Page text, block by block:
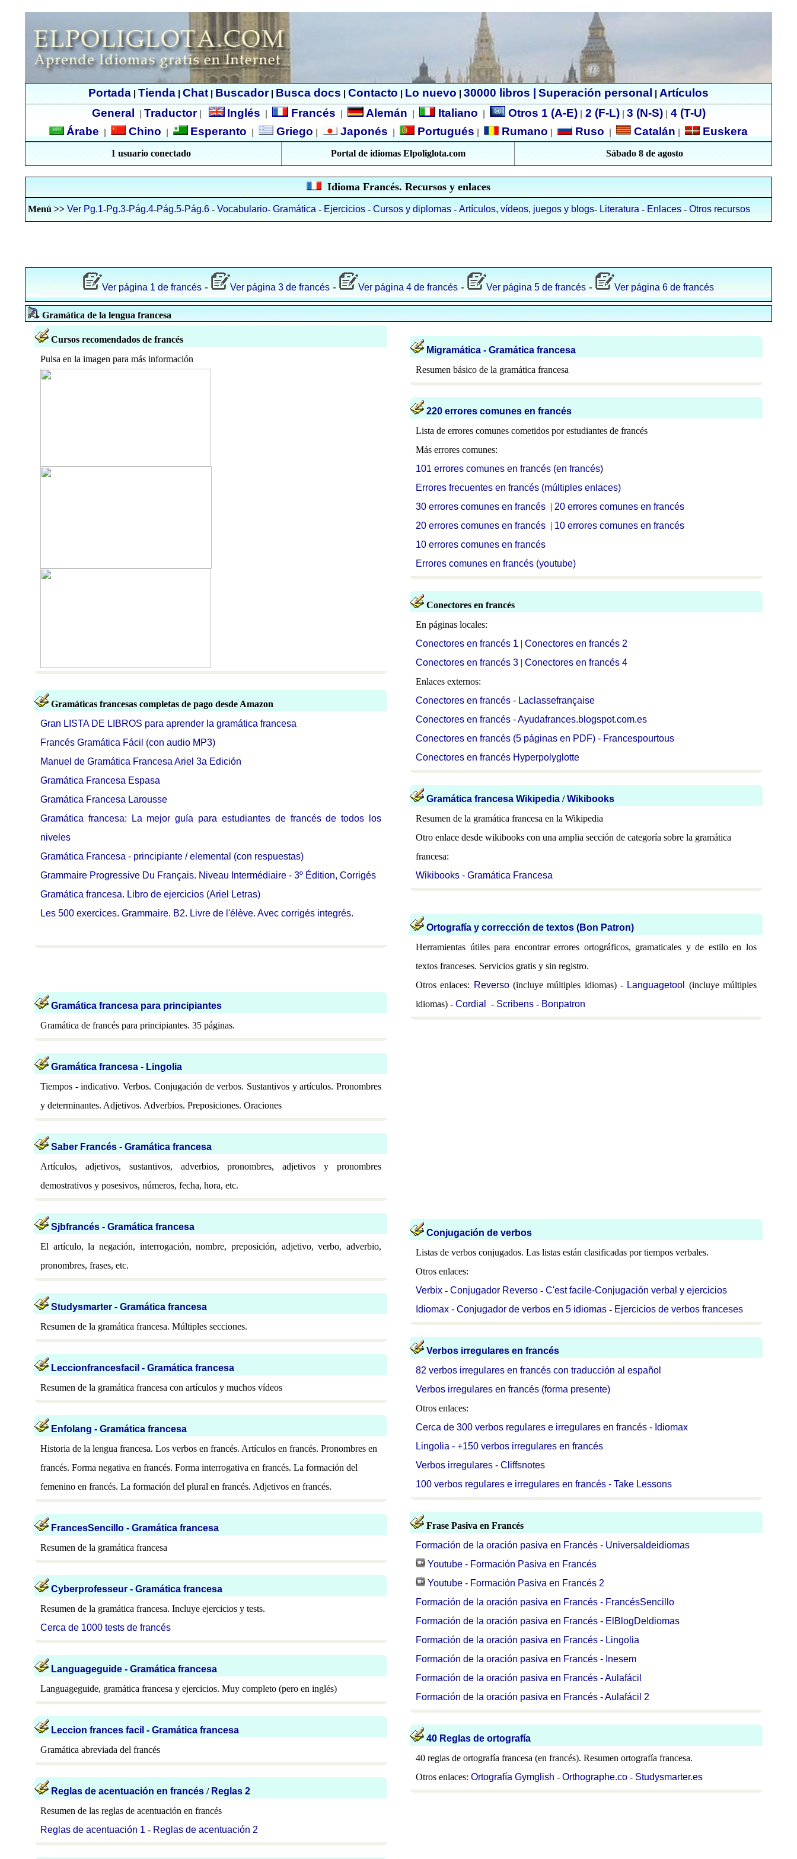
Portada Tienda Chat Buscador| Busca docs Contacto Lo nuevo 30000 libros Superación personal
Artículos
General
Traductor| Inglés Francés Alemán Italiano Otros 1 (A-E)| 2 (F-L)| 3 (N-S)|
4 (T-U)
Árabe
Chino Esperanto Griego Japonés Portugués Rumano Ruso Catalán Euskera
1 usuario conectado Portal de idiomas Elpoliglota.com Sábado 8 de agosto
Idioma Francés. Recursos y enlaces
Menú >> Ver Pg.1-Pg.3-Pág.4-Pág.5-Pág.6 - Vocabulario- Gramática - Ejercicios - Cursos y diplomas - Artículos, vídeos, juegos y blogs- Literatura - Enlaces - Otros recursos
Ver página 1 de francés - Ver página 3 de francés- Ver página 4 de francés- Ver página 5 de francés- Ver página 6 de francés
Gramática de la lengua francesa
Cursos recomendados de francés
Pulsa en la imagen para más información
Gramáticas francesas completas de pago desde Amazon
Gran LISTA DE LIBROS para aprender la gramática francesa
Francés Gramática Fácil (con audio MP3)
Manuel de Gramática Francesa Ariel 3a Edición
Gramática Francesa Espasa
Gramática Francesa Larousse
Gramática francesa: La mejor guía para estudiantes de francés de todos los
niveles
Gramática Francesa - principiante / elemental (con respuestas)
Grammaire Progressive Du Français. Niveau Intermédiaire - 3º Édition, Corrigés
Gramática francesa. Libro de ejercicios (Ariel Letras)
Les 500 exercices. Grammaire. B2. Livre de l'élève. Avec corrigés integrés.
Gramática francesa para principiantes
Gramática de francés para principiantes. 35 páginas.
Gramática francesa - Lingolia
Tiempos - indicativo. Verbos. Conjugación de verbos. Sustantivos y artículos. Pronombres
y determinantes. Adjetivos. Adverbios. Preposiciones. Oraciones
Saber Francés - Gramática francesa
Artículos, adjetivos, sustantivos, adverbios, pronombres, adjetivos y pronombres
demostrativos y posesivos, números, fecha, hora, etc.
Sjbfrancés - Gramática francesa
El artículo, la negación, interrogación, nombre, preposición, adjetivo, verbo, adverbio,
pronombres, frases, etc.
Studysmarter - Gramática francesa
Resumen de la gramática francesa. Múltiples secciones.
Leccionfrancesfacil - Gramática francesa
Resumen de la gramática francesa con artículos y muchos vídeos
Enfolang - Gramática francesa
Historia de la lengua francesa. Los verbos en francés. Artículos en francés. Pronombres en
francés. Forma negativa en francés. Forma interrogativa en francés. La formación del
femenino en francés. La formación del plural en francés. Adjetivos en francés.
FrancesSencillo - Gramática francesa
Resumen de la gramática francesa
Cyberprofesseur - Gramática francesa
Resumen de la gramática francesa. Incluye ejercicios y tests.
Cerca de 1000 tests de francés
Languageguide - Gramática francesa
Languageguide, gramática francesa y ejercicios. Muy completo (pero en inglés)
Leccion frances facil - Gramática francesa
Gramática abreviada del francés
Reglas de acentuación en francés / Reglas 2
Resumen de las reglas de acentuación en francés
Reglas de acentuación 1 - Reglas de acentuación 2
Migramática - Gramática francesa
Resumen básico de la gramática francesa
220 errores comunes en francés
Lista de errores comunes cometidos por estudiantes de francés
Más errores comunes:
101 errores comunes en francés (en francés)
Errores frecuentes en francés (múltiples enlaces)
30 errores comunes en francés | 20 errores comunes en francés
20 errores comunes en francés | 10 errores comunes en francés
10 errores comunes en francés
Errores comunes en francés (youtube)
Conectores en francés
En páginas locales:
Conectores en francés 1 | Conectores en francés 2
Conectores en francés 3 | Conectores en francés 4
Enlaces externos:
Conectores en francés - Laclassefrançaise
Conectores en francés - Ayudafrances.blogspot.com.es
Conectores en francés (5 páginas en PDF) - Francespourtous
Conectores en francés Hyperpolyglotte
Gramática francesa Wikipedia /Wikibooks
Resumen de la gramática francesa en la Wikipedia
Otro enlace desde wikibooks con una amplia sección de categoría sobre la gramática
francesa:
Wikibooks - Gramática Francesa
Ortografía y corrección de textos (Bon Patron)
Herramientas útiles para encontrar errores ortográficos, gramaticales y de estilo en los
textos franceses. Servicios gratis y sin registro.
Otros enlaces: Reverso(incluye múltiples idiomas) - Languagetool
(incluye múltiples
idiomas) - Cordial - Scribens - Bonpatron
Conjugación de verbos
Listas de verbos conjugados. Las listas están clasificadas por tiempos verbales.
Otros enlaces:
Verbix - Conjugador Reverso - C'est facile-Conjugación verbal y ejercicios
Idiomax - Conjugador de verbos en 5 idiomas - Ejercicios de verbos franceses
Verbos irregulares en francés
82 verbos irregulares en francés con traducción al español
Verbos irregulares en francés (forma presente)
Otros enlaces:
Cerca de 300 verbos regulares e irregulares en francés - Idiomax
Lingolia - +150 verbos irregulares en francés
Verbos irregulares - Cliffsnotes
100 verbos regulares e irregulares en francés - Take Lessons
Frase Pasiva en Francés
Formación de la oración pasiva en Francés - Universaldeidiomas
Youtube - Formación Pasiva en Francés
Youtube - Formación Pasiva en Francés 2
Formación de la oración pasiva en Francés - FrancésSencillo
Formación de la oración pasiva en Francés - ElBlogDeIdiomas
Formación de la oración pasiva en Francés - Lingolia
Formación de la oración pasiva en Francés - Inesem
Formación de la oración pasiva en Francés - Aulafácil
Formación de la oración pasiva en Francés - Aulafácil 2
40 Reglas de ortografía
40 reglas de ortografía francesa (en francés). Resumen ortografía francesa.
Otros enlaces: Ortografía Gymglish - Orthographe.co - Studysmarter.es